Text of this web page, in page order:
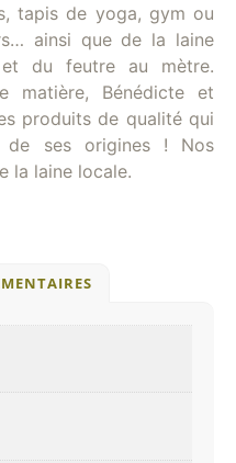
tapis de yoga, gym ou
ainsi que de la laine
du feutre au mètre.
matière, Bénédicte et
produits de qualité qui
de ses origines ! Nos
la laine locale.